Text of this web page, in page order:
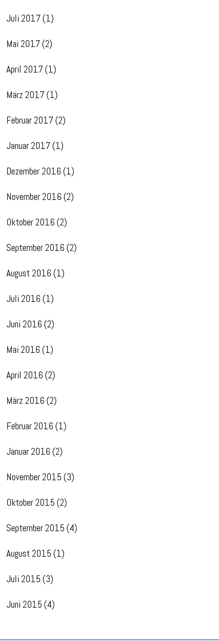
Juli 2017(1)
Mai 2017(2)
April 2017(1)
März 2017(1)
Februar 2017(2)
Januar 2017(1)
Dezember 2016 (1)
November 2016 (2)
Oktober 2016 (2)
September 2016 (2)
August 2016 (1)
Juli 2016 (1)
Juni 2016 (2)
Mai 2016 (1)
April 2016 (2)
März 2016 (2)
Februar 2016 (1)
Januar 2016 (2)
November 2015 (3)
Oktober 2015 (2)
September 2015 (4)
August 2015 (1)
Juli 2015 (3)
Juni 2015 (4)